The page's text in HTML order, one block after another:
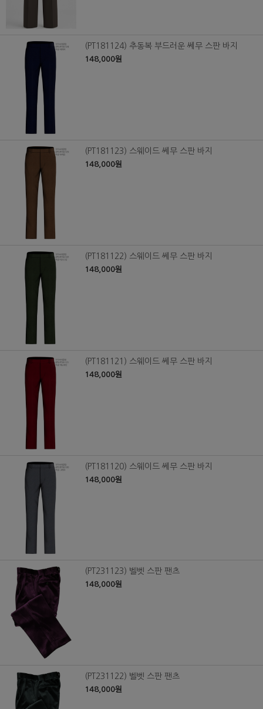
(PT181124) 추동복 부드러운 쎄무 스판 바지
148,000원
(PT181123) 스웨이드 쎄무 스판 바지
148,000원
(PT181122) 스웨이드 쎄무 스판 바지
148,000원
(PT181121) 스웨이드 쎄무 스판 바지
148,000원
(PT181120) 스웨이드 쎄무 스판 바지
148,000원
(PT231123) 벨벳 스판 팬츠
148,000원
(PT231122) 벨벳 스판 팬츠
148,000원